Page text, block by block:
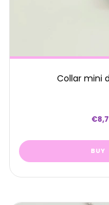
Collar mini